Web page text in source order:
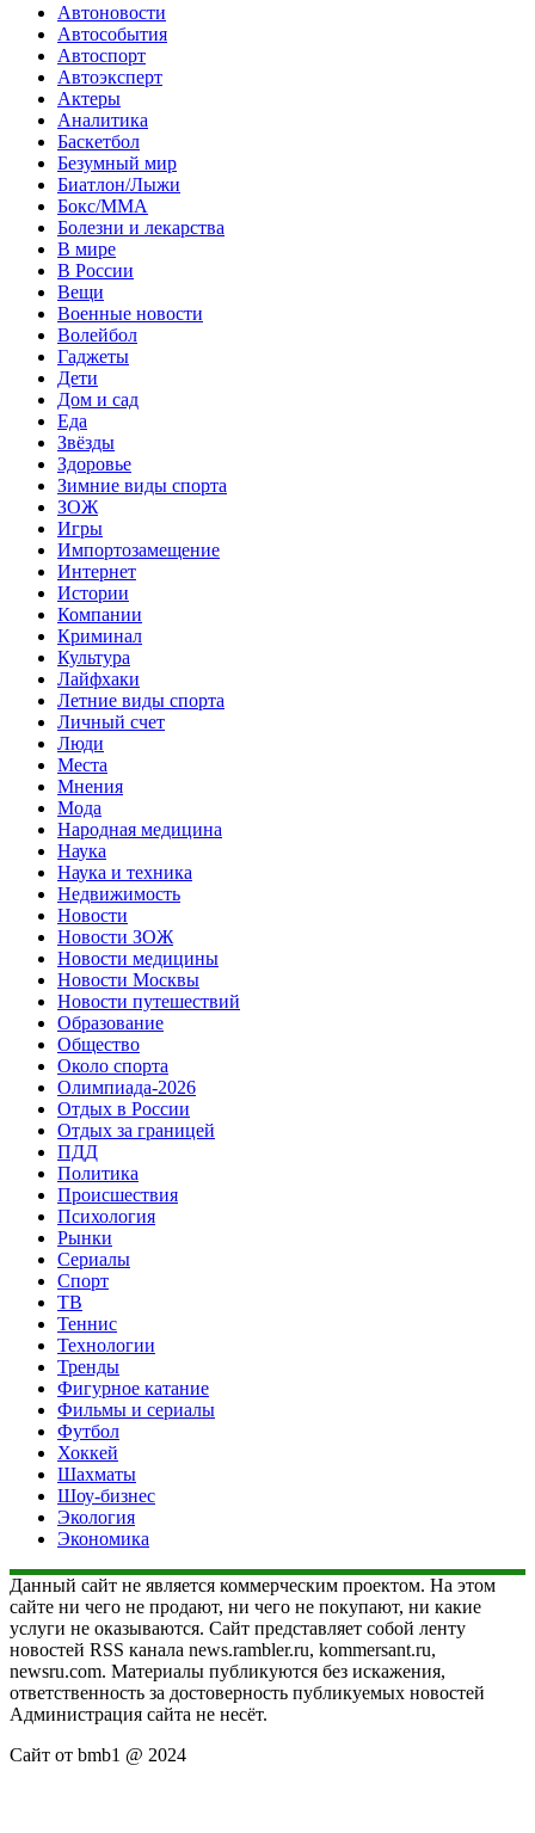
Автоновости
Автособытия
Автоспорт
Автоэксперт
Актеры
Аналитика
Баскетбол
Безумный мир
Биатлон/Лыжи
Бокс/MMA
Болезни и лекарства
В мире
В России
Вещи
Военные новости
Волейбол
Гаджеты
Дети
Дом и сад
Еда
Звёзды
Здоровье
Зимние виды спорта
ЗОЖ
Игры
Импортозамещение
Интернет
Истории
Компании
Криминал
Культура
Лайфхаки
Летние виды спорта
Личный счет
Люди
Места
Мнения
Мода
Народная медицина
Наука
Наука и техника
Недвижимость
Новости
Новости ЗОЖ
Новости медицины
Новости Москвы
Новости путешествий
Образование
Общество
Около спорта
Олимпиада-2026
Отдых в России
Отдых за границей
ПДД
Политика
Происшествия
Психология
Рынки
Сериалы
Спорт
ТВ
Теннис
Технологии
Тренды
Фигурное катание
Фильмы и сериалы
Футбол
Хоккей
Шахматы
Шоу-бизнес
Экология
Экономика
Данный сайт не является коммерческим проектом. На этом
сайте ни чего не продают, ни чего не покупают, ни какие
услуги не оказываются. Сайт представляет собой ленту
новостей RSS канала news.rambler.ru, kommersant.ru,
newsru.com. Материалы публикуются без искажения,
ответственность за достоверность публикуемых новостей
Администрация сайта не несёт.
Сайт от bmb1 @ 2024